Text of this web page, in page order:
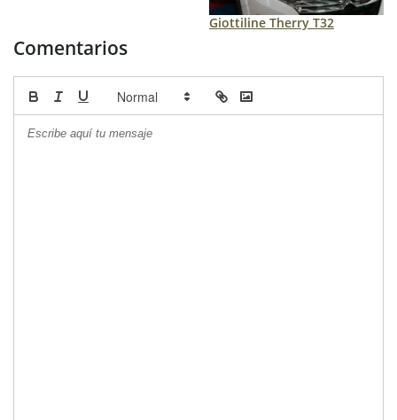
Giottiline Therry T32
Comentarios